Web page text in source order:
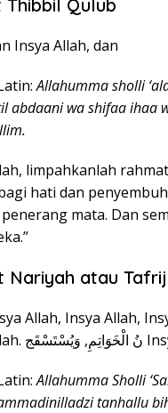
Thibbil Qulub
Insya Allah, dan
Allahumma sholli
abdaani wa shifaa ihaa
limpahkanlah
hati dan
mata. Dan
Nariyah atau
Allah, Insya Allah,
Allahumma Sholli
tanhallu